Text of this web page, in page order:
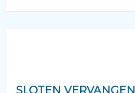
SLOTEN VERVANGEN